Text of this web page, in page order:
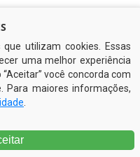
utilizam cookies. Essas
uma melhor experiência
você concorda com
Para maiores informações,